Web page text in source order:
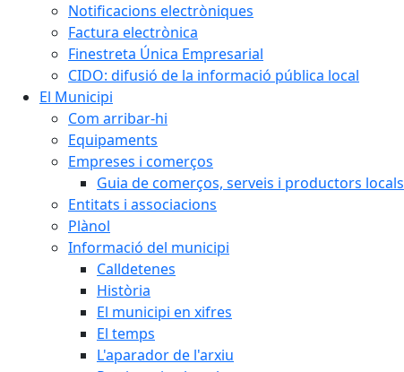
Notificacions electròniques
Factura electrònica
Finestreta Única Empresarial
CIDO: difusió de la informació pública local
El Municipi
Com arribar-hi
Equipaments
Empreses i comerços
Guia de comerços, serveis i productors locals
Entitats i associacions
Plànol
Informació del municipi
Calldetenes
Història
El municipi en xifres
El temps
L'aparador de l'arxiu